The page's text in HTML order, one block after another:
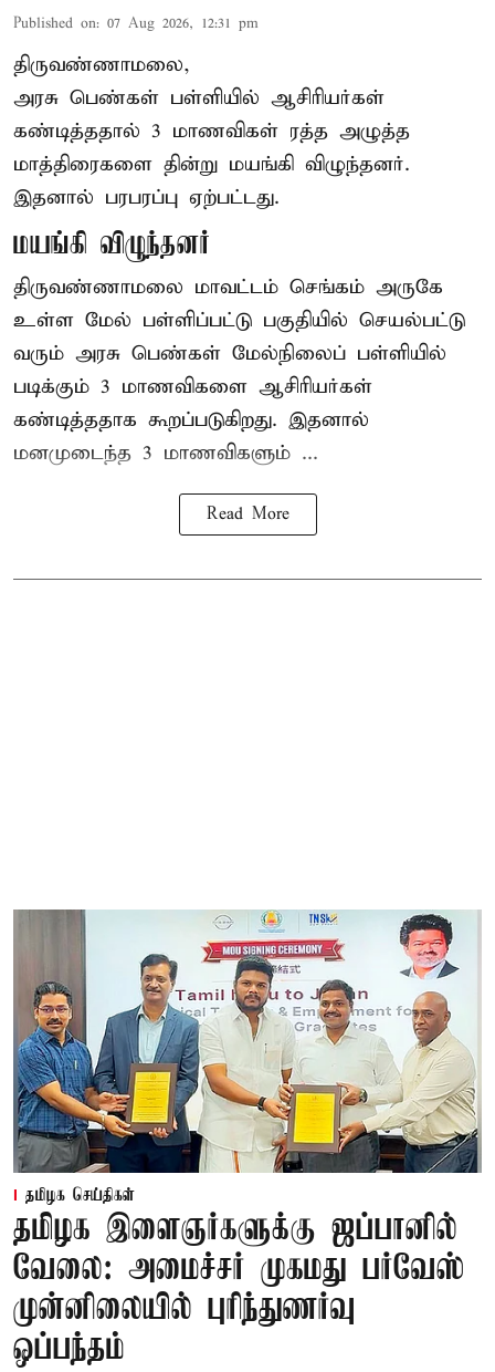
Published on: 07 Aug 2026, 12:31 pm
திருவண்ணாமலை,
அரசு பெண்கள் பள்ளியில் ஆசிரியர்கள்
கண்டித்ததால் 3 மாணவிகள் ரத்த அழுத்த
மாத்திரைகளை தின்று மயங்கி விழுந்தனர்.
இதனால் பரபரப்பு ஏற்பட்டது.
மயங்கி விழுந்தனர்
திருவண்ணாமலை மாவட்டம் செங்கம் அருகே
உள்ள மேல் பள்ளிப்பட்டு பகுதியில் செயல்பட்டு
வரும் அரசு பெண்கள் மேல்நிலைப் பள்ளியில்
படிக்கும் 3 மாணவிகளை ஆசிரியர்கள்
கண்டித்ததாக கூறப்படுகிறது. இதனால்
மனமுடைந்த 3 மாணவிகளும் ...
Read More
தமிழக செய்திகள்
தமிழக இளைஞர்களுக்கு ஜப்பானில்
வேலை: அமைச்சர் முகமது பர்வேஸ்
முன்னிலையில் புரிந்துணர்வு
ஒப்பந்தம்